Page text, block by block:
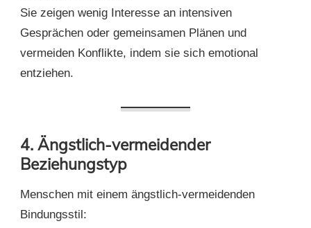
Sie zeigen wenig Interesse an intensiven
Gesprächen oder gemeinsamen Plänen und
vermeiden Konflikte, indem sie sich emotional
entziehen.
4. Ängstlich-vermeidender
Beziehungstyp
Menschen mit einem ängstlich-vermeidenden
Bindungsstil: